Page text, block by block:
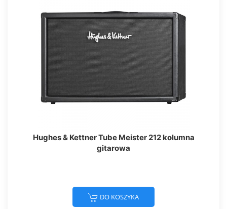
Hughes & Kettner Tube Meister 212 kolumna
gitarowa
DO KOSZYKA